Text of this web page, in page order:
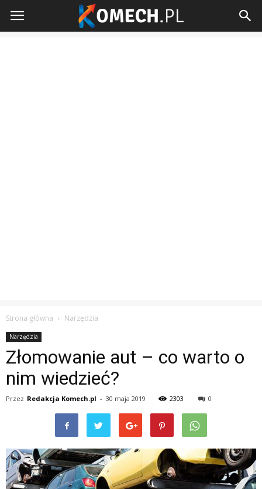
Komech.pl
Strona główna Narzędzia
Narzędzia
Złomowanie aut – co warto o
nim wiedzieć?
Przez Redakcja Komech.pl - 30 maja 2019 2303 0